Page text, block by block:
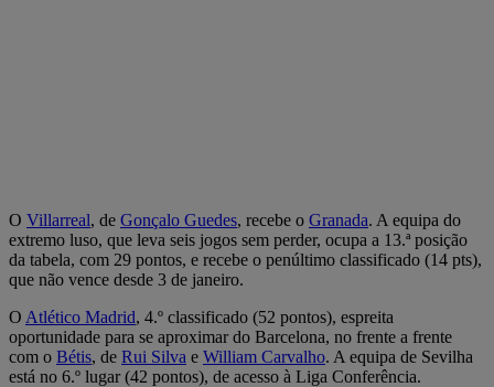
O Villarreal, de Gonçalo Guedes, recebe o Granada. A equipa do
extremo luso, que leva seis jogos sem perder, ocupa a 13.ª posição
da tabela, com 29 pontos, e recebe o penúltimo classificado (14 pts),
que não vence desde 3 de janeiro.
O Atlético Madrid, 4.º classificado (52 pontos), espreita
oportunidade para se aproximar do Barcelona, no frente a frente
com o Bétis, de Rui Silva e William Carvalho. A equipa de Sevilha
está no 6.º lugar (42 pontos), de acesso à Liga Conferência.